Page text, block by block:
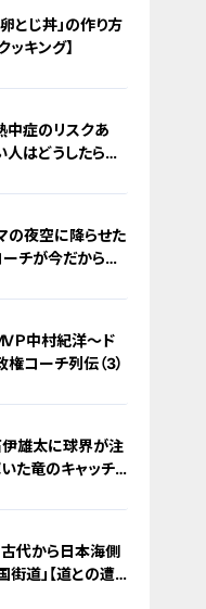
とじ丼」の作り方
ッキング】
中症のリスクあ
人はどうしたらい
の夜空に降らせた
チが今だから明
Ｐ中村紀洋～ド
コーチ列伝（3）
伊雄太に球界が注
た竜のキャッチャ
古代から日本海側
街道」【道との遭